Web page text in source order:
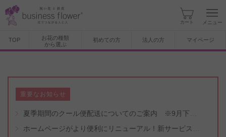
カート メニュー
TOP
お花の種類
から選ぶ
初めての方 法人の方 マイページ
重要なお知らせ